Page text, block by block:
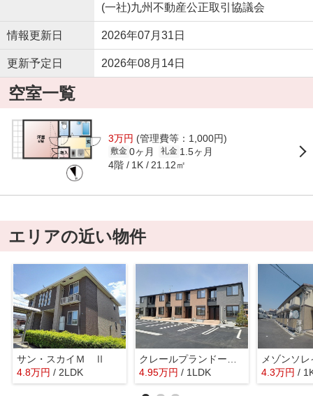
(一社)九州不動産公正取引協議会
情報更新日 2026年07月31日
更新予定日 2026年08月14日
空室一覧
3万円 (管理費等：1,000円)
敷金 0ヶ月 礼金 1.5ヶ月
4階 1K 21.12㎡
エリアの近い物件
サン・スカイＭ Ⅱ
4.8万円 / 2LDK
4.95万円 / 1LDK
メゾンソレ
4.3万円 /